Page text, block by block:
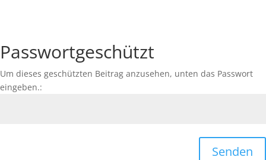
Passwortgeschützt
Um dieses geschützten Beitrag anzusehen, unten das Passwort
eingeben.:
Senden